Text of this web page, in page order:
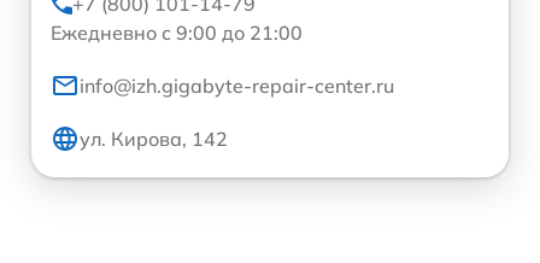
Ежедневно с 9:00 до 21:00
info@izh.gigabyte-repair-center.ru
ул. Кирова, 142